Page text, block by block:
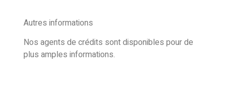
Autres informations
Nos agents de crédits sont disponibles pour de
plus amples informations.